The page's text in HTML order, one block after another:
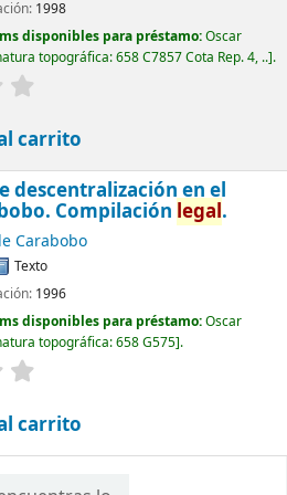
1998
disponibles para préstamo:Oscar
topográfica:658 C7857 Cota Rep. 4, .. .
carrito
descentralización en el
Compilación legal.
Carabobo
Texto
1996
disponibles para préstamo:Oscar
topográfica:658 G575 .
carrito